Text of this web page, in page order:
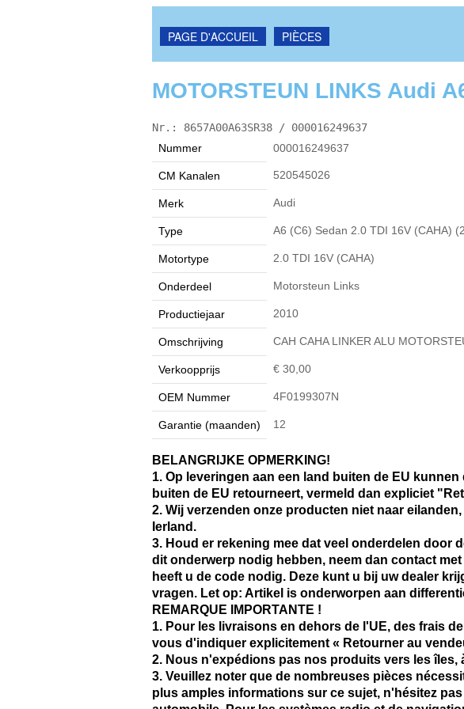
PAGE D'ACCUEIL PIÈCES
MOTORSTEUN LINKS Audi
Nr.: 8657A00A63SR38 / 000016249637
Nummer
000016249637
CM Kanalen 520545026
Merk Audi
Type A6 (C6) Sedan 2.0 TDI 16V (CAHA)
Motortype 2.0 TDI 16V (CAHA)
Onderdeel Motorsteun Links
Productiejaar 2010
Omschrijving CAH CAHA LINKER ALU
Verkoopprijs € 30,00
OEM Nummer 4F0199307N
Garantie (maanden) 12
BELANGRIJKE OPMERKING!
1. Op leveringen aan een land buiten de EU
buiten de EU retourneert, vermeld dan expliciet
2. Wij verzenden onze producten niet naar
Ierland.
3. Houd er rekening mee dat veel onderdelen door
dit onderwerp nodig hebben, neem dan contact
heeft u de code nodig. Deze kunt u bij uw dealer
vragen. Let op: Artikel is onderworpen aan
REMARQUE IMPORTANTE !
1. Pour les livraisons en dehors de l'UE, des frais
vous d'indiquer explicitement « Retourner au
2. Nous n'expédions pas nos produits vers les
3. Veuillez noter que de nombreuses pièces
plus amples informations sur ce sujet, n'hésitez